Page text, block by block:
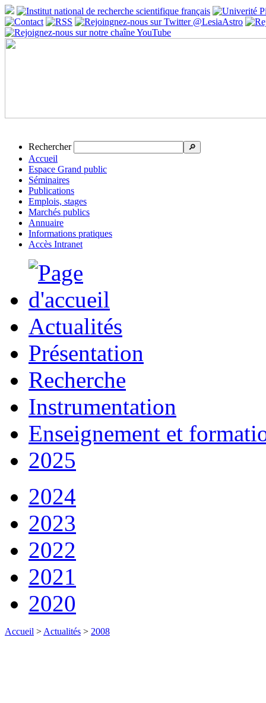
Rechercher 🔎
Accueil
Espace Grand public
Séminaires
Publications
Emplois, stages
Marchés publics
Annuaire
Informations pratiques
Accès Intranet
Actualités
Présentation
Recherche
Instrumentation
Enseignement et
2025
2024
2023
2022
2021
2020
Accueil > Actualités > 2008